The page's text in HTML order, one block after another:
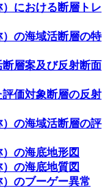
）における断層トレ
）の海域活断層の特
断層案及び反射断面
評価対象断層の反射
）の海域活断層の評
の海底地形図
の海底地質図
）のブーゲー異常